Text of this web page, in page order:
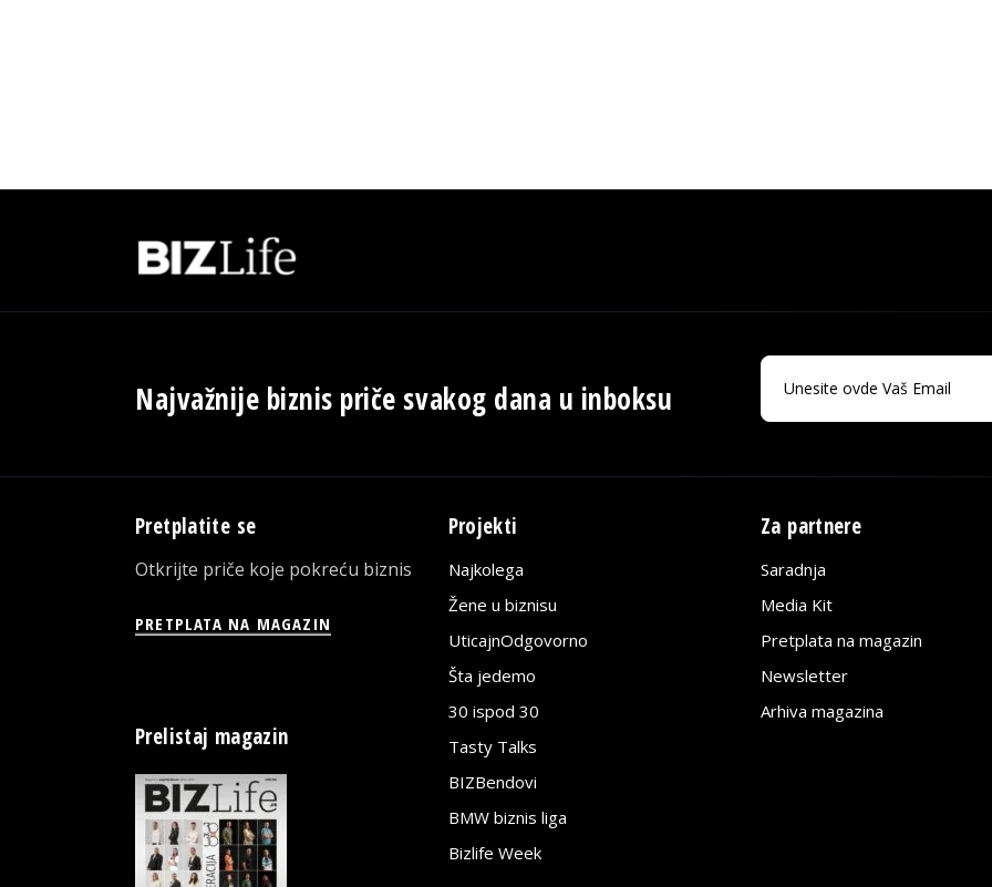
Najvažnije biznis priče svakog dana u inboksu
Pretplatite se
Otkrijte priče koje pokreću biznis
PRETPLATA NA MAGAZIN
Prelistaj magazin
Projekti
Najkolega
Žene u biznisu
UticajnOdgovorno
Šta jedemo
30 ispod 30
Tasty Talks
BIZBendovi
BMW biznis liga
Bizlife Week
Za partnere
Saradnja
Media Kit
Pretplata na magazin
Newsletter
Arhiva magazina